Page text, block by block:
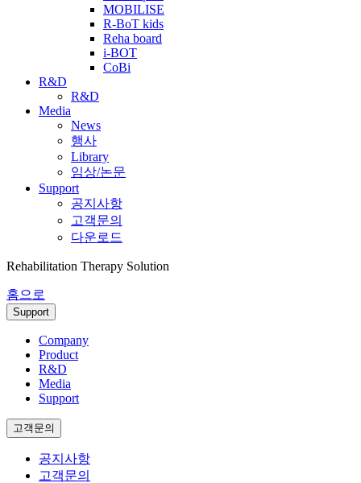
MOBILISE
R-BoT kids
Reha board
i-BOT
CoBi
R&D
R&D
Media
News
행사
Library
임상/논문
Support
공지사항
고객문의
다운로드
Rehabilitation Therapy Solution
홈으로
Support
Company
Product
R&D
Media
Support
고객문의
공지사항
고객문의